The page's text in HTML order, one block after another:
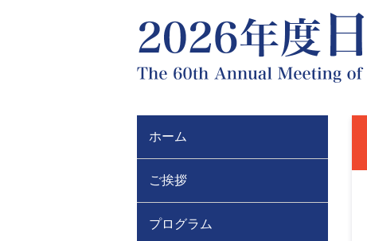
ホーム
ご挨拶
プログラム